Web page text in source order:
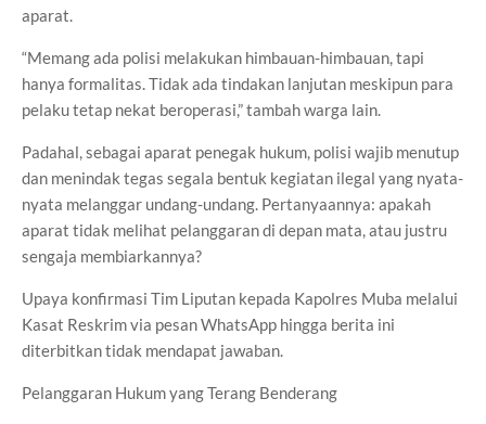
aparat.
“Memang ada polisi melakukan himbauan-himbauan, tapi
hanya formalitas. Tidak ada tindakan lanjutan meskipun para
pelaku tetap nekat beroperasi,” tambah warga lain.
Padahal, sebagai aparat penegak hukum, polisi wajib menutup
dan menindak tegas segala bentuk kegiatan ilegal yang nyata-
nyata melanggar undang-undang. Pertanyaannya: apakah
aparat tidak melihat pelanggaran di depan mata, atau justru
sengaja membiarkannya?
Upaya konfirmasi Tim Liputan kepada Kapolres Muba melalui
Kasat Reskrim via pesan WhatsApp hingga berita ini
diterbitkan tidak mendapat jawaban.
Pelanggaran Hukum yang Terang Benderang